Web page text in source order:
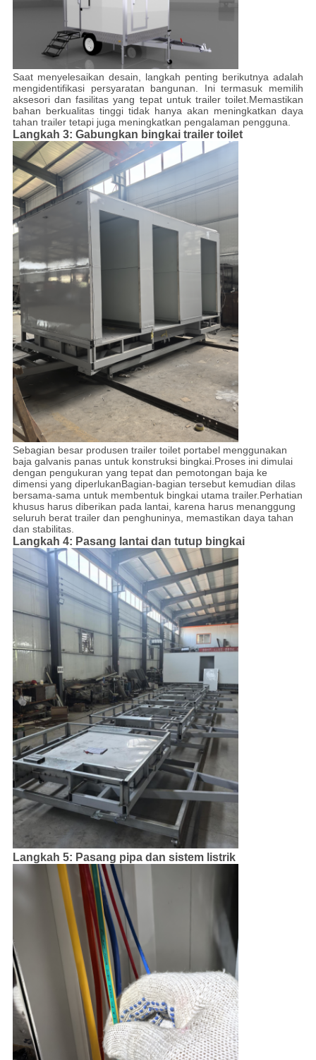
Saat menyelesaikan desain, langkah penting berikutnya adalah
mengidentifikasi persyaratan bangunan. Ini termasuk memilih
aksesori dan fasilitas yang tepat untuk trailer toilet.Memastikan
bahan berkualitas tinggi tidak hanya akan meningkatkan daya
tahan trailer tetapi juga meningkatkan pengalaman pengguna.
Langkah 3: Gabungkan bingkai trailer toilet
Sebagian besar produsen trailer toilet portabel menggunakan
baja galvanis panas untuk konstruksi bingkai.Proses ini dimulai
dengan pengukuran yang tepat dan pemotongan baja ke
dimensi yang diperlukanBagian-bagian tersebut kemudian dilas
bersama-sama untuk membentuk bingkai utama trailer.Perhatian
khusus harus diberikan pada lantai, karena harus menanggung
seluruh berat trailer dan penghuninya, memastikan daya tahan
dan stabilitas.
Langkah 4: Pasang lantai dan tutup bingkai
Langkah 5: Pasang pipa dan sistem listrik